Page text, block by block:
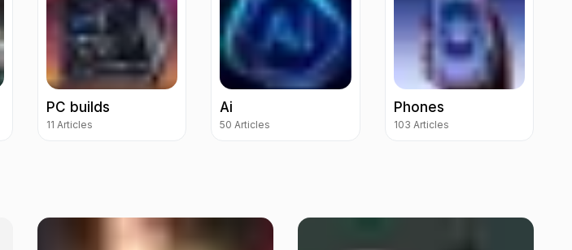
PC builds
11 Articles
Ai
50 Articles
Phones
103 Articles